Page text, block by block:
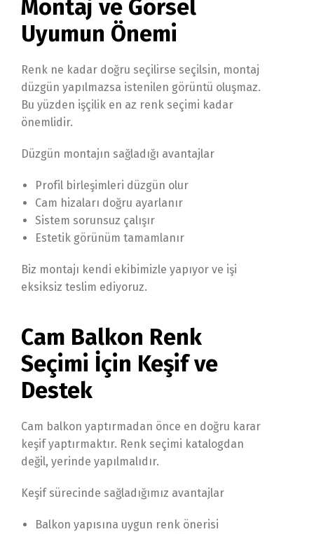
Montaj ve Görsel
Uyumun Önemi
Renk ne kadar doğru seçilirse seçilsin, montaj
düzgün yapılmazsa istenilen görüntü oluşmaz.
Bu yüzden işçilik en az renk seçimi kadar
önemlidir.
Düzgün montajın sağladığı avantajlar
Profil birleşimleri düzgün olur
Cam hizaları doğru ayarlanır
Sistem sorunsuz çalışır
Estetik görünüm tamamlanır
Biz montajı kendi ekibimizle yapıyor ve işi
eksiksiz teslim ediyoruz.
Cam Balkon Renk
Seçimi İçin Keşif ve
Destek
Cam balkon yaptırmadan önce en doğru karar
keşif yaptırmaktır. Renk seçimi katalogdan
değil, yerinde yapılmalıdır.
Keşif sürecinde sağladığımız avantajlar
Balkon yapısına uygun renk önerisi